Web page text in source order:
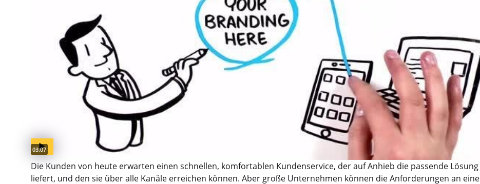
Video duration:
03:07
Die Kunden von heute erwarten einen schnellen, komfortablen Kundenservice, der auf Anhieb die passende Lösung
liefert, und den sie über alle Kanäle erreichen können. Aber große Unternehmen können die Anforderungen an eine